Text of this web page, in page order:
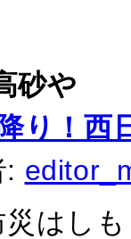
砂や
り！西
はし